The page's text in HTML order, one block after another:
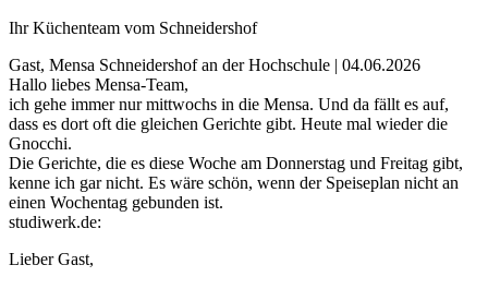
Ihr Küchenteam vom Schneidershof
Gast, Mensa Schneidershof an der Hochschule | 04.06.2026
Hallo liebes Mensa-Team,
ich gehe immer nur mittwochs in die Mensa. Und da fällt es auf,
dass es dort oft die gleichen Gerichte gibt. Heute mal wieder die
Gnocchi.
Die Gerichte, die es diese Woche am Donnerstag und Freitag gibt,
kenne ich gar nicht. Es wäre schön, wenn der Speiseplan nicht an
einen Wochentag gebunden ist.
studiwerk.de:
Lieber Gast,